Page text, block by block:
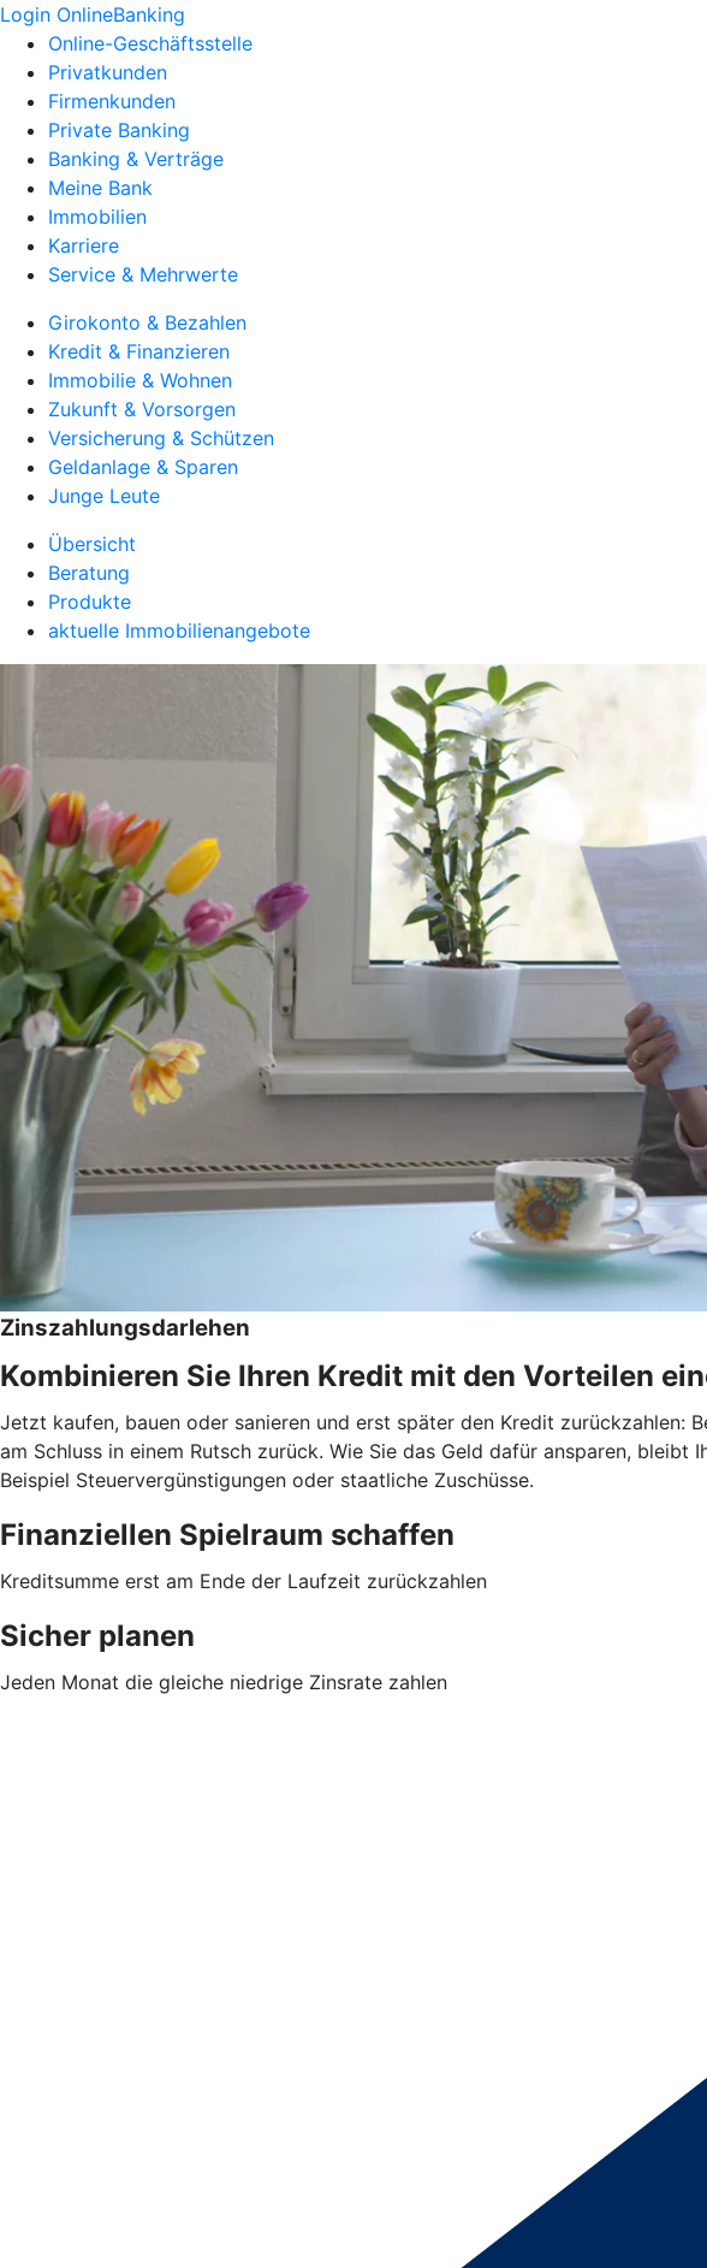
Login OnlineBanking
Online-Geschäftsstelle
Privatkunden
Firmenkunden
Private Banking
Banking & Verträge
Meine Bank
Immobilien
Karriere
Service & Mehrwerte
Girokonto & Bezahlen
Kredit & Finanzieren
Immobilie & Wohnen
Zukunft & Vorsorgen
Versicherung & Schützen
Geldanlage & Sparen
Junge Leute
Übersicht
Beratung
Produkte
aktuelle Immobilienangebote
Zinszahlungsdarlehen
Kombinieren Sie Ihren Kredit mit den Vorteilen
Jetzt kaufen, bauen oder sanieren und erst später den Kredit zurückzahlen:
am Schluss in einem Rutsch zurück. Wie Sie das Geld dafür ansparen,
Beispiel Steuervergünstigungen oder staatliche Zuschüsse.
Finanziellen Spielraum schaffen
Kreditsumme erst am Ende der Laufzeit zurückzahlen
Sicher planen
Jeden Monat die gleiche niedrige Zinsrate zahlen